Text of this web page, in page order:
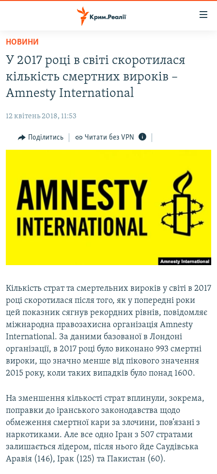
Перейти
основного
матеріалу
Перейти
до
основної
Перейти
до
ВОДА.КРИМ
ВІДЕО ТА ФОТО
БЛОГИ
ПОГЛЯД
СПЕЦПРОЕКТИ
ДЕПОРТАЦІЯ
ВІДЕОУРОКИ «ELIFBE»
ЯК ОБІЙТИ БЛОКУВАННЯ
Русский
Усі сайти RFE/RL
НОВИНИ
У 2017 році в світі скоротилася
кількість смертних вироків –
Amnesty International
12 квітень 2018, 11:53
Поділитись Читати без VPN
Кількість страт та смертельних вироків у світі в 2017
році скоротилася після того, як у попередні роки
цей показник сягнув рекордних рівнів, повідомляє
міжнародна правозахисна організація Amnesty
International. За даними базованої в Лондоні
організації, в 2017 році було виконано 993 смертні
вироки, що значно менше від пікового значення
2015 року, коли таких випадків було понад 1600.
На зменшення кількості страт вплинули, зокрема,
поправки до іранського законодавства щодо
обмеження смертної кари за злочини, пов’язані з
наркотиками. Але все одно Іран з 507 стратами
залишається лідером, після нього йде Саудівська
Аравія (146), Ірак (125) та Пакистан (60).